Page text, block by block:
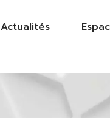
Actualités